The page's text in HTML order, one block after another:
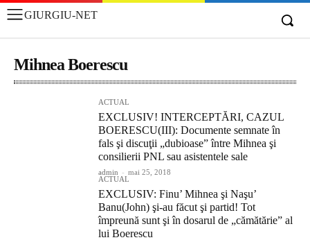
GIURGIU-NET
Mihnea Boerescu
ACTUAL
EXCLUSIV! INTERCEPTĂRI, CAZUL
BOERESCU(III): Documente semnate în
fals şi discuţii „dubioase” între Mihnea şi
consilierii PNL sau asistentele sale
admin - mai 25, 2018
ACTUAL
EXCLUSIV: Finu’ Mihnea şi Naşu’
Banu(John) şi-au făcut şi partid! Tot
împreună sunt şi în dosarul de „cămătărie” al
lui Boerescu